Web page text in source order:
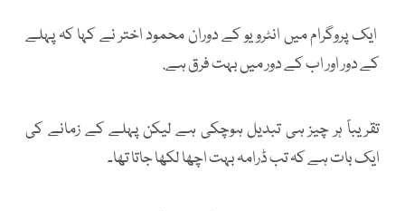
ایک پروگرام میں انٹرویو کے دوران محمود اختر نے کہا کہ پہلے
کے دور اور اب کے دور میں بہت فرق ہے.
تقریباً ہر چیز ہی تبدیل ہوچکی ہے لیکن پہلے کے زمانے کی
ایک بات ہے کہ تب ڈرامہ بہت اچھا لکھا جاتا تھا۔